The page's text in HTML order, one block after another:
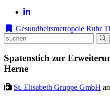
Gesundheitsmetropole Ruhr
Spatenstich zur
Herne
St. Elisabeth Gruppe GmbH